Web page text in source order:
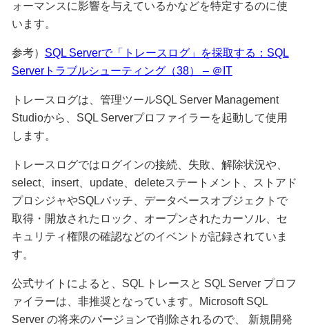
ォーマンスに影響を与えているかなどを特定するのに使
います。
参考） SQL Serverで「トレースログ」を採取する：SQL
Serverトラブルシューティング（38） – ＠IT
トレースログは、管理ツールSQL Server Management
Studioから、SQL Serverプロファイラーを起動して使用
します。
トレースログではログインの接続、失敗、解除状況や、
select、insert、update、deleteステートメント、ストアド
プロシジャやSQLバッチ、データベースオブジェクトで
取得・開放されたロック、オープンされたカーソル、セ
キュリティ権限の確認などのイベントが記録されていま
す。
公式サイトによると、SQL トレースと SQL Server プロフ
ァイラーは、非推奨となっています。Microsoft SQL
Server の将来のバージョンで削除されるので、 新規開発